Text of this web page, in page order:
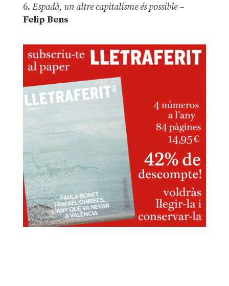
6. Espadà, un altre capitalisme és possible –
Felip Bens